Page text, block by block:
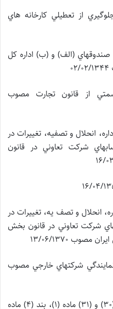
از تعطيلي كارخانه هاي
صندوقهاي (الف) و (ب) اداره كل
از قانون تجارت مصوب
انحلال و تصفيه، تغييرات در
شركت تعاوني در قانون
انحلال و تصف يه، تغييرات در
شركت تعاوني در قانون بخش
13/06/1370
نمايندگي شركتهاي خارجي مصوب
11- بندهاي (22)، (28)، (29)، (30) و (31) ماده (1)، بند (4) ماده